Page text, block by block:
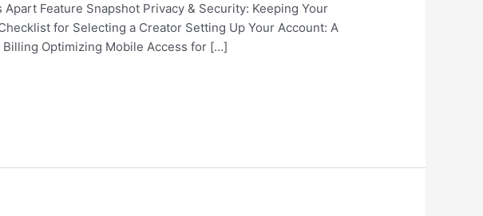
Feature Snapshot Privacy & Security: Keeping Your
for Selecting a Creator Setting Up Your Account: A
Billing Optimizing Mobile Access for […]